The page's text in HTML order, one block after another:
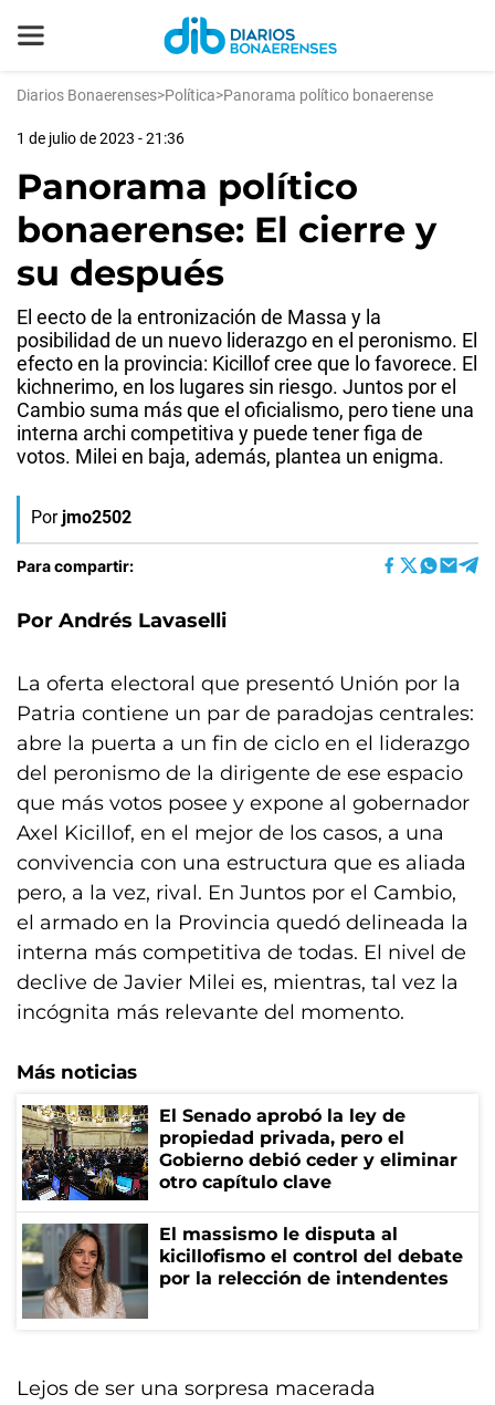
Diarios Bonaerenses>Política>Panorama político bonaerense
1 de julio de 2023 - 21:36
Panorama político
bonaerense: El cierre y
su después
El eecto de la entronización de Massa y la
posibilidad de un nuevo liderazgo en el peronismo. El
efecto en la provincia: Kicillof cree que lo favorece. El
kichnerimo, en los lugares sin riesgo. Juntos por el
Cambio suma más que el oficialismo, pero tiene una
interna archi competitiva y puede tener figa de
votos. Milei en baja, además, plantea un enigma.
Por jmo2502
Para compartir:
Por Andrés Lavaselli
La oferta electoral que presentó Unión por la
Patria contiene un par de paradojas centrales:
abre la puerta a un fin de ciclo en el liderazgo
del peronismo de la dirigente de ese espacio
que más votos posee y expone al gobernador
Axel Kicillof, en el mejor de los casos, a una
convivencia con una estructura que es aliada
pero, a la vez, rival. En Juntos por el Cambio,
el armado en la Provincia quedó delineada la
interna más competitiva de todas. El nivel de
declive de Javier Milei es, mientras, tal vez la
incógnita más relevante del momento.
Más noticias
El Senado aprobó la ley de
propiedad privada, pero el
Gobierno debió ceder y eliminar
otro capítulo clave
El massismo le disputa al
kicillofismo el control del debate
por la relección de intendentes
Lejos de ser una sorpresa macerada